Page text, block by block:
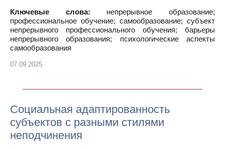
Ключевые слова: непрерывное образование;
профессиональное обучение; самообразование; субъект
непрерывного профессионального обучения; барьеры
непрерывного образования; психологические аспекты
самообразования
07.09.2025
Социальная адаптированность
субъектов с разными стилями
неподчинения